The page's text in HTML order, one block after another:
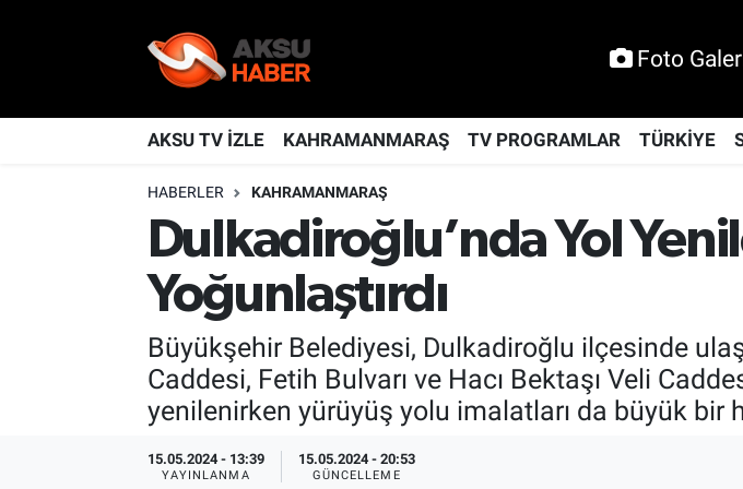
Foto
AKSU TV İZLE KAHRAMANMARAŞ TV PROGRAMLAR TÜRKİYE
HABERLER KAHRAMANMARAŞ
Dulkadiroğlu’nda Yol
Yoğunlaştırdı
Büyükşehir Belediyesi, Dulkadiroğlu ilçesinde
Caddesi, Fetih Bulvarı ve Hacı Bektaşı Veli
yenilenirken yürüyüş yolu imalatları da büyük bir
15.05.2024 - 13:39
YAYINLANMA
15.05.2024 - 20:53
GÜNCELLEME
KAHRAMANMARAŞ
Nöbetçi Eczaneler
Hava Durumu
Kahramanmaraş Namaz Vakitleri
Trafik Durumu
TFF 2.Lig Kırmızı Grup Puan Durumu ve Fikstür
Tüm Manşetler
Son Dakika Haberleri
Haber Arşivi